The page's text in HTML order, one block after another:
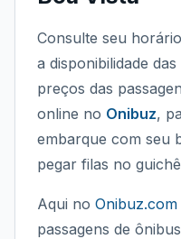
Consulte seu
a disponibilidade
preços das
online no Onibuz,
embarque com seu
pegar filas no
Aqui no Onibuz.com
passagens de